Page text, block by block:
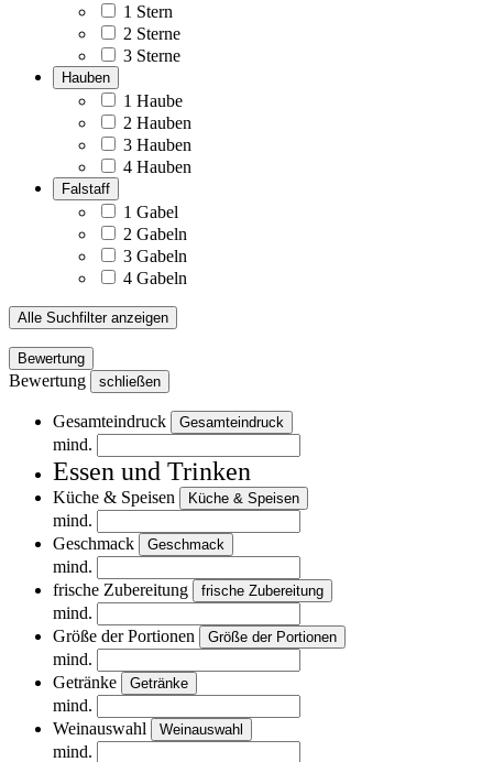
1 Stern
2 Sterne
3 Sterne
Hauben
1 Haube
2 Hauben
3 Hauben
4 Hauben
Falstaff
1 Gabel
2 Gabeln
3 Gabeln
4 Gabeln
Alle Suchfilter anzeigen
Bewertung
Bewertung schließen
Gesamteindruck Gesamteindruck
mind.
Essen und Trinken
Küche & Speisen Küche & Speisen
mind.
Geschmack
Geschmack
mind.
frische Zubereitung
frische Zubereitung
mind.
Größe der Portionen
Größe der Portionen
mind.
Getränke
Getränke
mind.
Weinauswahl
Weinauswahl
mind.